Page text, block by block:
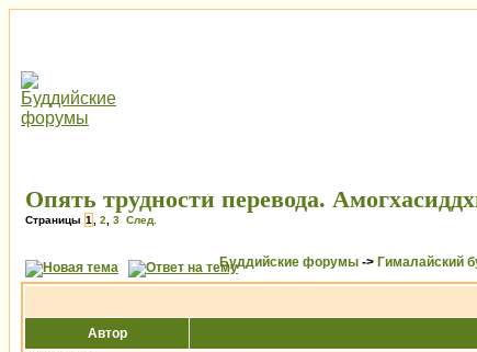
Опять трудности перевода.
Страницы 1 2 3 След.
Буддийские форумы -> Гималайский
Автор